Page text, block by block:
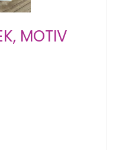
MOTIV